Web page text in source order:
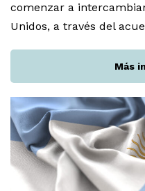
comenzar a
Unidos, a través del
Más